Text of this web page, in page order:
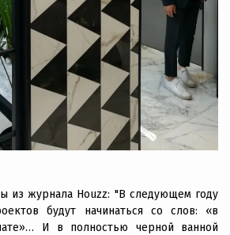
из журнала Houzz: "В следующем году
будут начинаться со слов: «в
И в полностью черной ванной